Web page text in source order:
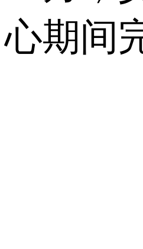
心期间